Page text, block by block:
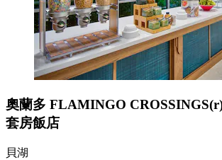
奧蘭多 FLAMINGO
套房飯店
貝湖